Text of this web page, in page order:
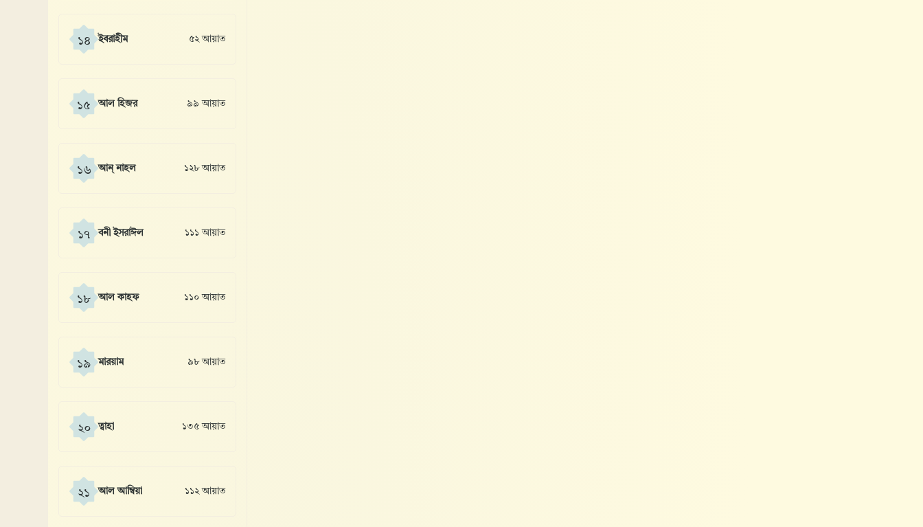
১৪ ইবরাহীম ৫২ আয়াত
১৫ আল হিজর ৯৯ আয়াত
১৬ আন্ নাহল ১২৮ আয়াত
১৭ বনী ইসরাঈল ১১১ আয়াত
১৮ আল কাহফ ১১০ আয়াত
১৯ মারয়াম ৯৮ আয়াত
২০ ত্বাহা ১৩৫ আয়াত
২১ আল আম্বিয়া ১১২ আয়াত